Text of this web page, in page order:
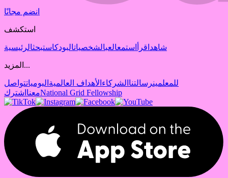
انضم مجانًا
استكشف
شاهد اقرأ استمعالعبالشخصياتالبودكاستبحثالرئيسية
المزيد...
للمعلمينرسالتنا الشركاء الأهداف العالمية اليومياتتواصل
معنا اشترك National Grid Fellowship